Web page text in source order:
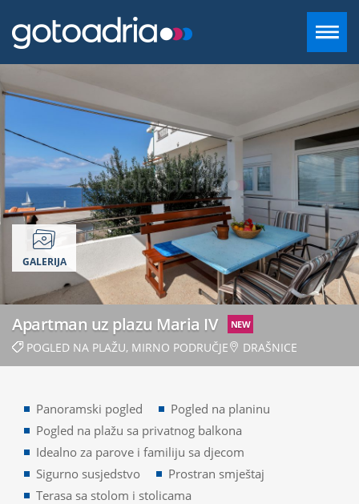
SMJEŠTAJ U DALMACIJI
DESTINACIJE
CONTACT
+385 97 720 2882
INFO@GOTOADRIA.COM
Apartman uz plazu Maria IV NEW
DRAŠNICE
POGLED NA PLAŽU, MIRNO PODRUČJE
GALERIJA
Panoramski pogled
Pogled na planinu
Pogled na plažu sa privatnog balkona
Idealno za parove i familiju sa djecom
Sigurno susjedstvo
Prostran smještaj
Terasa sa stolom i stolicama